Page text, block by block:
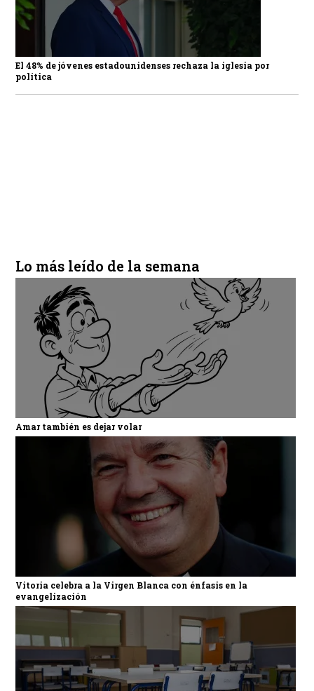
El 48% de jóvenes estadounidenses rechaza la iglesia por
política
Lo más leído de la semana
Amar también es dejar volar
Vitoria celebra a la Virgen Blanca con énfasis en la
evangelización